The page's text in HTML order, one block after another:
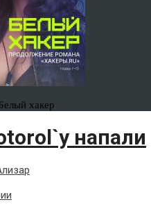
хакер
напали